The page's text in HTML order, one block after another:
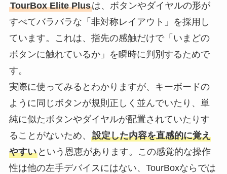
TourBox Elite Plusは、ボタンやダイヤルの形が
すべてバラバラな「非対称レイアウト」を採用し
ています。これは、指先の感触だけで「いまどの
ボタンに触れているか」を瞬時に判別するためで
す。
実際に使ってみるとわかりますが、キーボードの
ように同じボタンが規則正しく並んでいたり、単
純に似たボタンやダイヤルが配置されていたりす
ることがないため、 設定した内容を直感的に覚え
やすいという恩恵があります。この感覚的な操作
性は他の左手デバイスにはない、TourBoxならでは